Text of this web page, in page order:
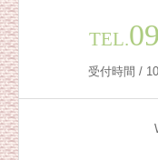
TEL.
受付時間 /